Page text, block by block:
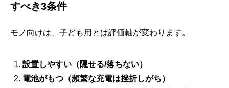
すべき3条件
モノ向けは、子ども用とは評価軸が変わります。
設置しやすい（隠せる/落ちない）
電池がもつ（頻繁な充電は挫折しがち）